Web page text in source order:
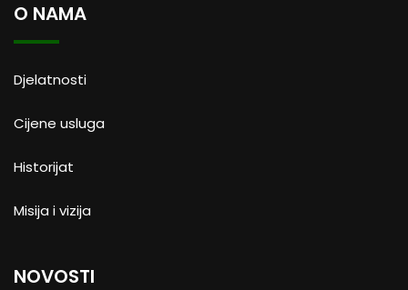
O NAMA
Djelatnosti
Cijene usluga
Historijat
Misija i vizija
NOVOSTI